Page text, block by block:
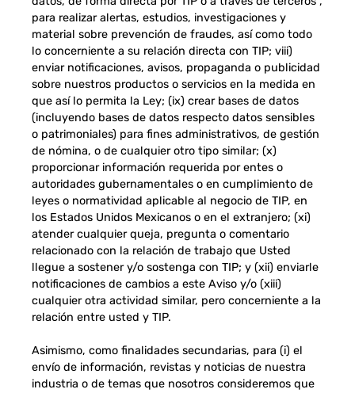
para realizar alertas, estudios, investigaciones y
material sobre prevención de fraudes, así como todo
lo concerniente a su relación directa con TIP; viii)
enviar notificaciones, avisos, propaganda o publicidad
sobre nuestros productos o servicios en la medida en
que así lo permita la Ley; (ix) crear bases de datos
(incluyendo bases de datos respecto datos sensibles
o patrimoniales) para fines administrativos, de gestión
de nómina, o de cualquier otro tipo similar; (x)
proporcionar información requerida por entes o
autoridades gubernamentales o en cumplimiento de
leyes o normatividad aplicable al negocio de TIP, en
los Estados Unidos Mexicanos o en el extranjero; (xi)
atender cualquier queja, pregunta o comentario
relacionado con la relación de trabajo que Usted
llegue a sostener y/o sostenga con TIP; y (xii) enviarle
notificaciones de cambios a este Aviso y/o (xiii)
cualquier otra actividad similar, pero concerniente a la
relación entre usted y TIP.
Asimismo, como finalidades secundarias, para (i) el
envío de información, revistas y noticias de nuestra
industria o de temas que nosotros consideremos que